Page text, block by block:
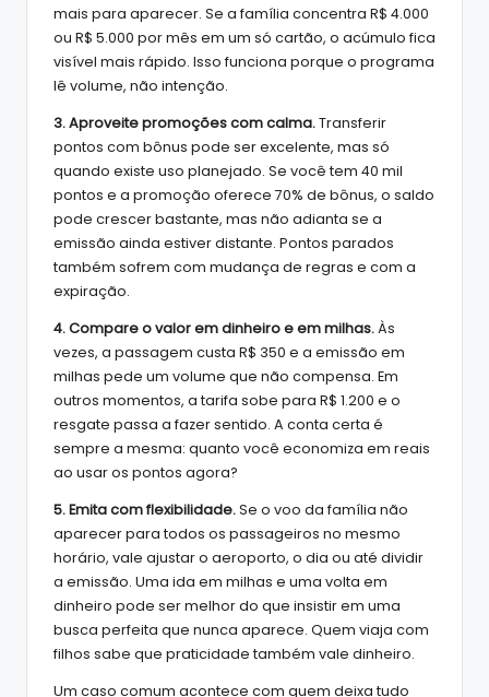
mais para aparecer. Se a família concentra R$ 4.000
ou R$ 5.000 por mês em um só cartão, o acúmulo fica
visível mais rápido. Isso funciona porque o programa
lê volume, não intenção.
3. Aproveite promoções com calma.Transferir
pontos com bônus pode ser excelente, mas só
quando existe uso planejado. Se você tem 40 mil
pontos e a promoção oferece 70% de bônus, o saldo
pode crescer bastante, mas não adianta se a
emissão ainda estiver distante. Pontos parados
também sofrem com mudança de regras e com a
expiração.
4. Compare o valor em dinheiro e em milhas.Às
vezes, a passagem custa R$ 350 e a emissão em
milhas pede um volume que não compensa. Em
outros momentos, a tarifa sobe para R$ 1.200 e o
resgate passa a fazer sentido. A conta certa é
sempre a mesma: quanto você economiza em reais
ao usar os pontos agora?
5. Emita com flexibilidade.Se o voo da família não
aparecer para todos os passageiros no mesmo
horário, vale ajustar o aeroporto, o dia ou até dividir
a emissão. Uma ida em milhas e uma volta em
dinheiro pode ser melhor do que insistir em uma
busca perfeita que nunca aparece. Quem viaja com
filhos sabe que praticidade também vale dinheiro.
Um caso comum acontece com quem deixa tudo